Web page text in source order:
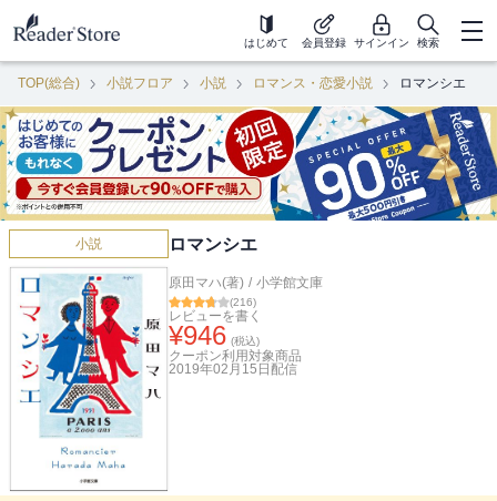
はじめて 会員登録 サインイン 検索
TOP(総合) 小説フロア 小説 ロマンス・恋愛小説 ロマンシエ
小説 ロマンシエ
原田マハ(著) / 小学館文庫
(216)
レビューを書く
¥946 (税込)
クーポン利用対象商品
2019年02月15日 配信